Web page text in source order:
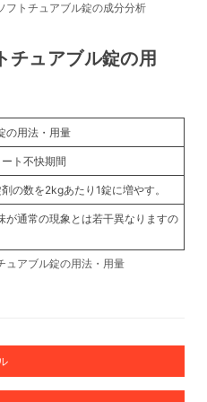
フトチュアブル錠の成分分析
チュアブル錠の用
の用法・用量
ート不快期間
の数を2kgあたり1錠に増やす。
が通常の現象とは若干異なりますの
ュアブル錠の用法・用量